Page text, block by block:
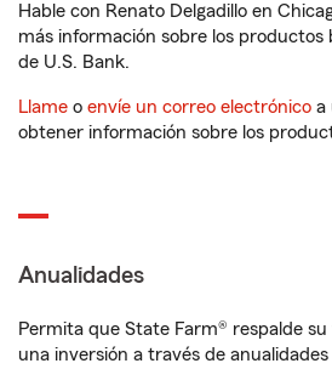
Hable con Renato Delgadillo en
más información sobre los productos
de U.S. Bank.
Llame o envíe un correo electrónico a
obtener información sobre los
Anualidades
Permita que State Farm® respalde
una inversión a través de